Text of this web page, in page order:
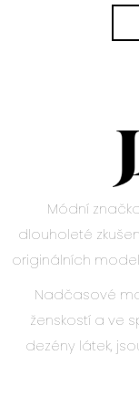
Módní
dlouholeté
originálních
Nadčasové
ženskostí a ve
dezény látek,